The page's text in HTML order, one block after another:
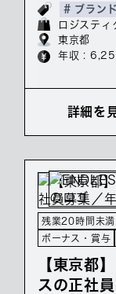
# ブラン
ロジスティ
東京都
年収 :
詳細を
残業20時間未満
ボーナス・賞与
【東京都
スの正社